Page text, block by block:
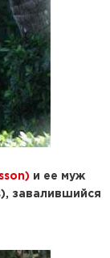
и ее муж
, завалившийся